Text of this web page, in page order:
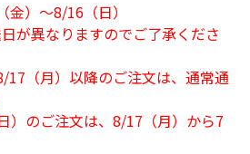
金）～8/16（日）
が異なりますのでご了承くださ
17（月）以降のご注文は、通常通
）のご注文は、8/17（月）から7